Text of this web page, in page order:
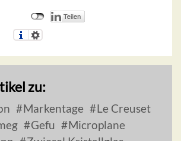
zu:
Markentage
Le Creuset
Gefu
Microplane